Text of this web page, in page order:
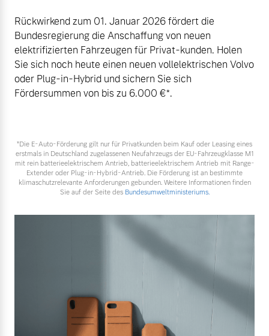
Rückwirkend zum 01. Januar 2026 fördert die
Bundesregierung die Anschaffung von neuen
elektrifizierten Fahrzeugen für Privat-kunden. Holen
Sie sich noch heute einen neuen vollelektrischen Volvo
oder Plug-in-Hybrid und sichern Sie sich
Fördersummen von bis zu 6.000 €⁠*.
*Die E‑Auto-Förderung gilt nur für Privatkunden beim Kauf oder Leasing eines
erstmals in Deutschland zugelassenen Neufahrzeugs der EU-Fahrzeugklasse M1
mit rein batterieelektrischem Antrieb, batterieelektrischem Antrieb mit Range-
Extender oder Plug-in-Hybrid-Antrieb. Die Förderung ist an bestimmte
klimaschutzrelevante Anforderungen gebunden. Weitere Informationen finden
Sie auf der Seite des Bundesumweltministeriums.